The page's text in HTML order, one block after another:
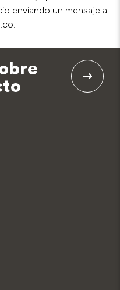
enviando un mensaje a